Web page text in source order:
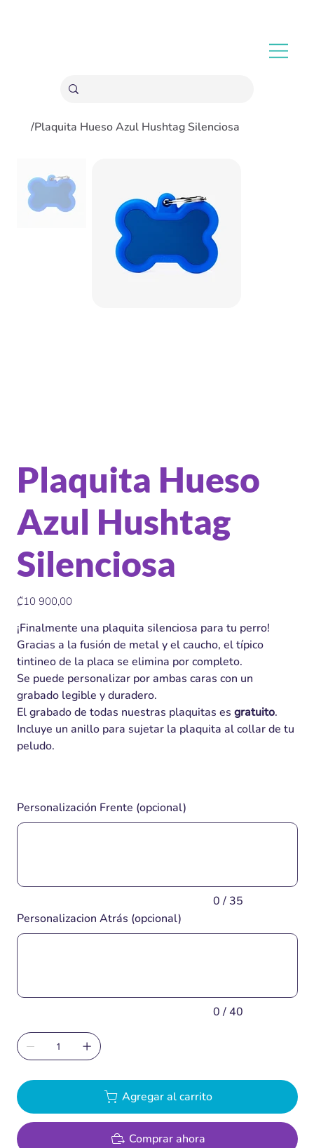
/Plaquita Hueso Azul Hushtag Silenciosa
Plaquita Hueso
Azul Hushtag
Silenciosa
Precio
₡10 900,00
¡Finalmente una plaquita silenciosa para tu perro!
Gracias a la fusión de metal y el caucho, el típico
tintineo de la placa se elimina por completo.
Se puede personalizar por ambas caras con un
grabado legible y duradero.
El grabado de todas nuestras plaquitas es gratuito.
Incluye un anillo para sujetar la plaquita al collar de tu
peludo.
Personalización Frente (opcional)
35
0 / 35
Personalizacion Atrás (opcional)
40
0 / 40
Agregar al carrito
Comprar ahora